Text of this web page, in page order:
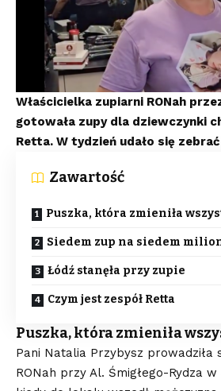
Właścicielka zupiarni RONah
gotowała zupy dla dziewczynki
Retta. W tydzień udało się
Zawartość
Puszka, która zmieniła
Siedem zup na siedem
Łódź stanęła przy zupie
Czym jest zespół Retta
Puszka, która zmieniła
Pani Natalia Przybysz prowadziła
RONah przy Al. Śmigłego-Rydza